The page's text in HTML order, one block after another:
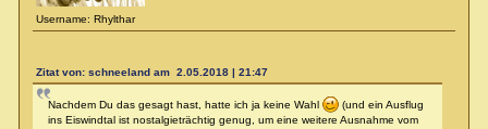
Username: Rhylthar
Zitat von: schneeland am 2.05.2018 | 21:47
Nachdem Du das gesagt hast, hatte ich ja keine Wahl
(und ein Ausflug
ins Eiswindtal ist nostalgieträchtig genug, um eine weitere Ausnahme vom